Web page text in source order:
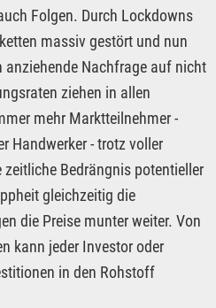
Folgen. Durch Lockdowns
massiv gestört und nun
Nachfrage auf nicht
ziehen in allen
mehr Marktteilnehmer -
Handwerker - trotz voller
Bedrängnis potentieller
gleichzeitig die
die Preise munter weiter. Von
kann jeder Investor oder
in den Rohstoff